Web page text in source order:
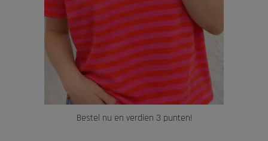
Bestel nu en verdien 3 punten!